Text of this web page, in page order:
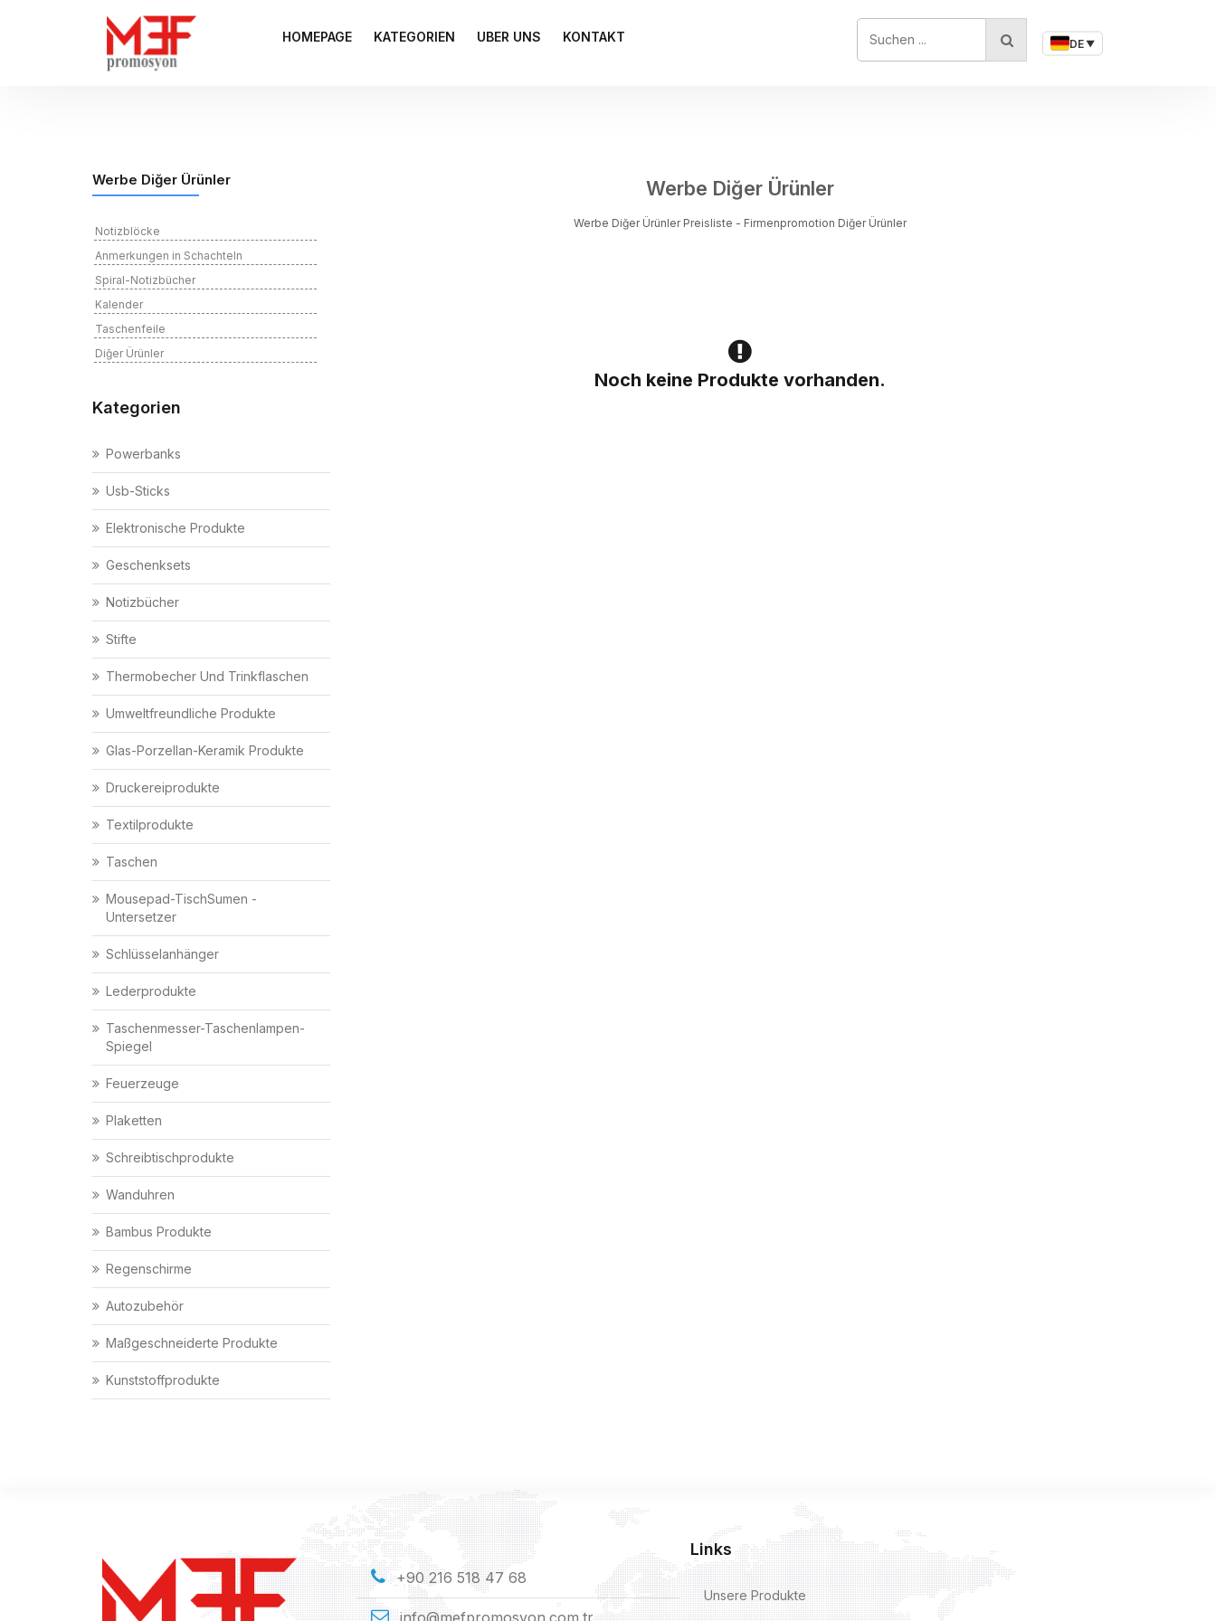
HOMEPAGE KATEGORIEN UBER UNS KONTAKT
SUCHEN ...
DE ▼
Werbe Diğer Ürünler
Notizblöcke
Anmerkungen in Schachteln
Spiral-Notizbücher
Kalender
Taschenfeile
Diğer Ürünler
Kategorien
Powerbanks
Usb-Sticks
Elektronische Produkte
Geschenksets
Notizbücher
Stifte
Thermobecher Und Trinkflaschen
Umweltfreundliche Produkte
Glas-Porzellan-Keramik Produkte
Druckereiprodukte
Textilprodukte
Taschen
Mousepad-TischSumen -
Untersetzer
Schlüsselanhänger
Lederprodukte
Taschenmesser-Taschenlampen-
Spiegel
Feuerzeuge
Plaketten
Schreibtischprodukte
Wanduhren
Bambus Produkte
Regenschirme
Autozubehör
Maßgeschneiderte Produkte
Kunststoffprodukte
Werbe Diğer Ürünler
Werbe Diğer Ürünler Preisliste - Firmenpromotion Diğer Ürünler
Noch keine Produkte vorhanden.
+90 216 518 47 68
info@mefpromosyon.com.tr
Links
Unsere Produkte